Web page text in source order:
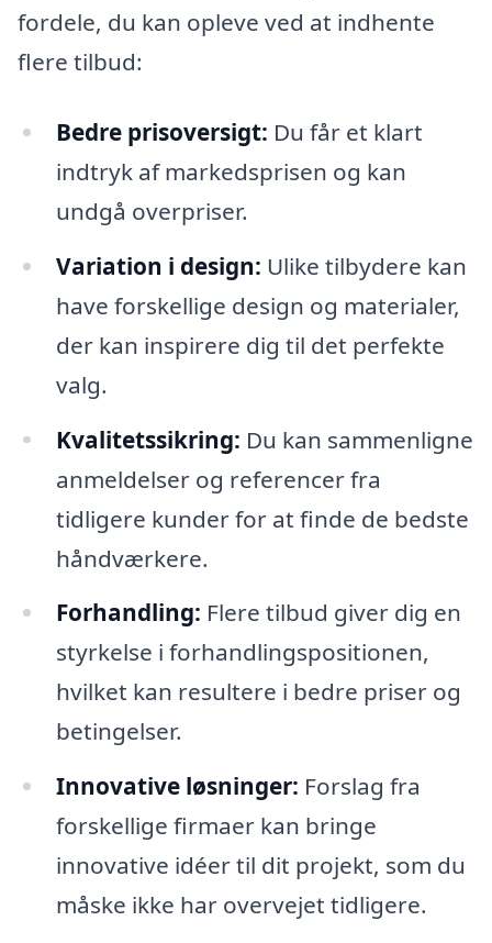
fordele, du kan opleve ved at indhente
flere tilbud:
Bedre prisoversigt: Du får et klart
indtryk af markedsprisen og kan
undgå overpriser.
Variation i design: Ulike tilbydere kan
have forskellige design og materialer,
der kan inspirere dig til det perfekte
valg.
Kvalitetssikring: Du kan sammenligne
anmeldelser og referencer fra
tidligere kunder for at finde de bedste
håndværkere.
Forhandling: Flere tilbud giver dig en
styrkelse i forhandlingspositionen,
hvilket kan resultere i bedre priser og
betingelser.
Innovative løsninger: Forslag fra
forskellige firmaer kan bringe
innovative idéer til dit projekt, som du
måske ikke har overvejet tidligere.